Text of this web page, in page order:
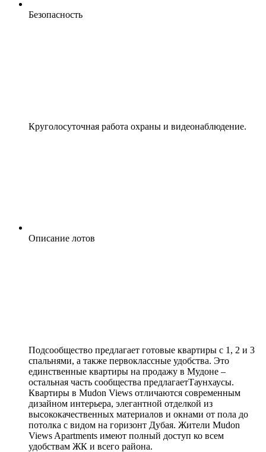
Безопасность
Круголосуточная работа охраны и видеонаблюдение.
Описание лотов
Подсообщество предлагает готовые квартиры с 1, 2 и 3
спальнями, а также первоклассные удобства. Это
единственные квартиры на продажу в Мудоне –
остальная часть сообщества предлагаетТаунхаусы.
Квартиры в Mudon Views отличаются современным
дизайном интерьера, элегантной отделкой из
высококачественных материалов и окнами от пола до
потолка с видом на горизонт Дубая. Жители Mudon
Views Apartments имеют полный доступ ко всем
удобствам ЖК и всего района.